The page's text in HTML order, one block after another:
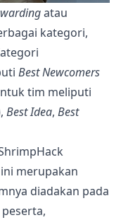
atau
kategori,
Best Newcomers
tim meliputi
Best Idea, Best
merupakan
diadakan pada